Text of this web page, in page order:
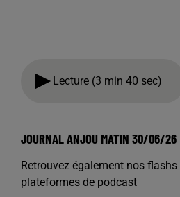
Lecture (3 min 40 sec)
JOURNAL ANJOU MATIN 30/06/26
Retrouvez également nos
plateformes de podcast